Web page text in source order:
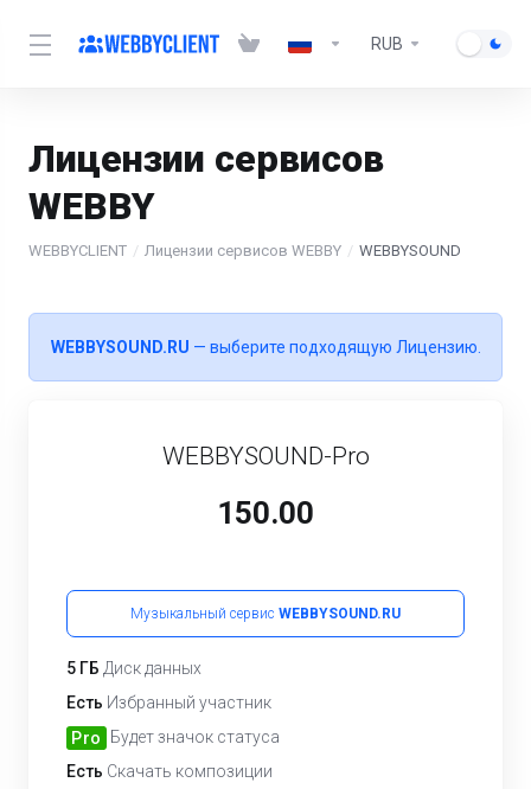
RUB
Лицензии сервисов
WEBBY
WEBBYCLIENT Лицензии сервисов WEBBY WEBBYSOUND
WEBBYSOUND.RU — выберите подходящую Лицензию.
WEBBYSOUND-Pro
150.00
Музыкальный сервис WEBBYSOUND.RU
5 ГБ Диск данных
Есть Избранный участник
Pro
Будет значок статуса
Есть Скачать композиции